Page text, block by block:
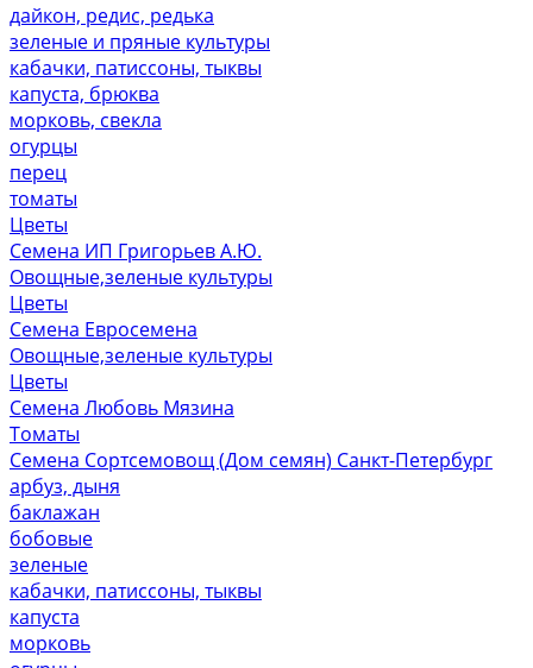
дайкон, редис, редька
зеленые и пряные культуры
кабачки, патиссоны, тыквы
капуста, брюква
морковь, свекла
огурцы
перец
томаты
Цветы
Семена ИП Григорьев А.Ю.
Овощные,зеленые культуры
Цветы
Семена Евросемена
Овощные,зеленые культуры
Цветы
Семена Любовь Мязина
Томаты
Семена Сортсемовощ (Дом семян) Санкт-Петербург
арбуз, дыня
баклажан
бобовые
зеленые
кабачки, патиссоны, тыквы
капуста
морковь